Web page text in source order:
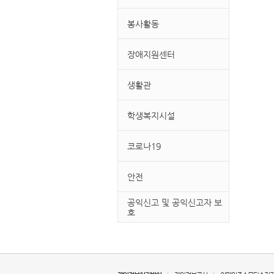
봉사활동
장애지원센터
생활관
학생복지시설
코로나19
안전
공익신고 및 공익신고자 보
호